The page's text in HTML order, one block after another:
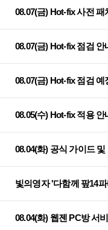
08.07(금) Hot-fix 사전
08.07(금) Hot-fix 점검 안
08.07(금) Hot-fix 점검 예
08.05(수) Hot-fix 적용 안
08.04(화) 공식 가이드
빛의영자 '다함께 팦14
08.04(화) 웹젠 PC방 서